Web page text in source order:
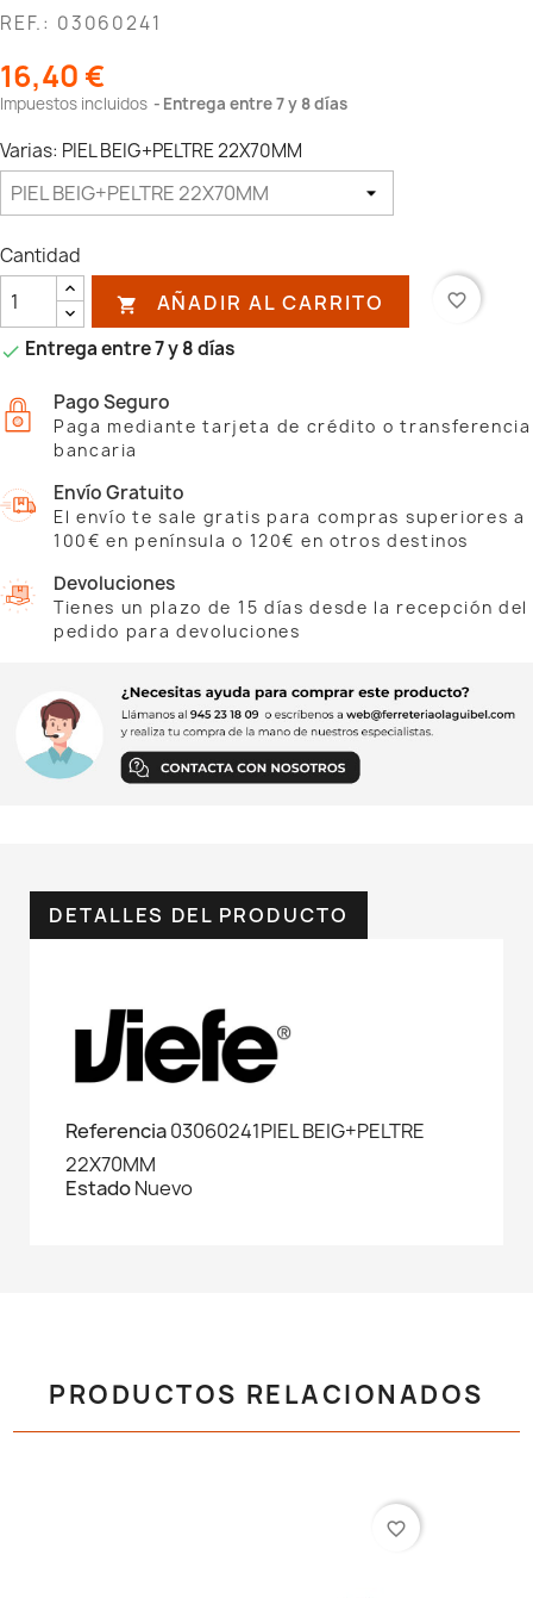
REF.: 03060241
16,40 €
Impuestos incluidos Entrega entre 7 y 8 días
Varias: PIEL BEIG+PELTRE 22X70MM
Cantidad
 AÑADIR AL CARRITO favorite_border
 Entrega entre 7 y 8 días
Pago Seguro
Paga mediante tarjeta de crédito o transferencia
bancaria
Envío Gratuito
El envío te sale gratis para compras superiores a
100€ en península o 120€ en otros destinos
Devoluciones
Tienes un plazo de 15 días desde la recepción del
pedido para devoluciones
DETALLES DEL PRODUCTO
Referencia03060241PIEL BEIG+PELTRE
22X70MM
EstadoNuevo
PRODUCTOS RELACIONADOS
favorite_border